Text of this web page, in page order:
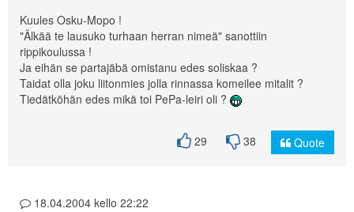
Kuules Osku-Mopo !
"Älkää te lausuko turhaan herran nimeä" sanottiin
rippikoulussa !
Ja eihän se partajäbä omistanu edes soliskaa ?
Taidat olla joku liitonmies jolla rinnassa komeilee mitalit ?
Tiedätköhän edes mikä toi PePa-leiri oli ?
29 38 Quote
18.04.2004 kello 22:22